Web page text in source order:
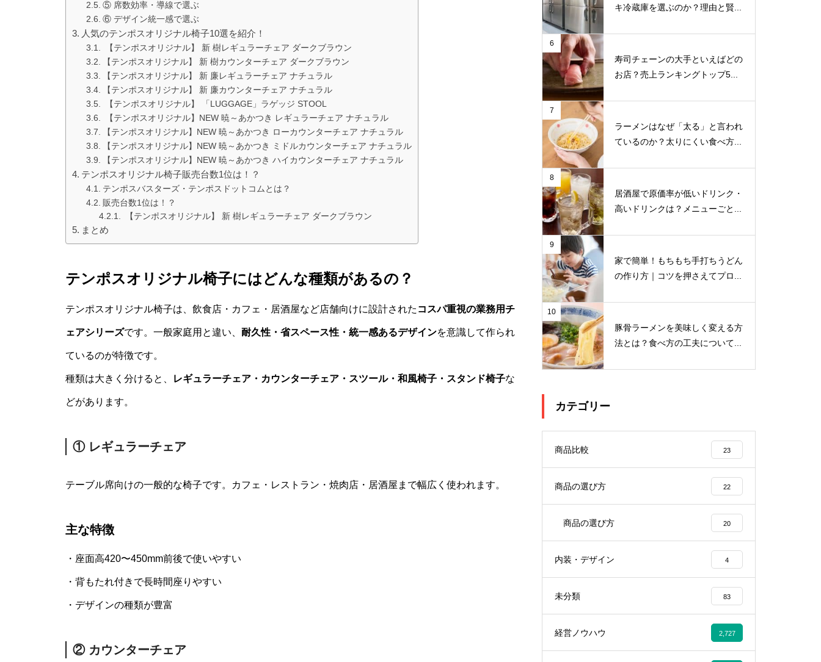
⑤ 席数効率・導線で選ぶ
⑥ デザイン統一感で選ぶ
人気のテンポスオリジナル椅子10選を紹介！
【テンポスオリジナル】 新 樹レギュラーチェア ダークブラウン
【テンポスオリジナル】 新 樹カウンターチェア ダークブラウン
【テンポスオリジナル】 新 廉レギュラーチェア ナチュラル
【テンポスオリジナル】 新 廉カウンターチェア ナチュラル
【テンポスオリジナル】 「LUGGAGE」ラゲッジ STOOL
【テンポスオリジナル】NEW 暁～あかつき レギュラーチェア ナチュラル
【テンポスオリジナル】NEW 暁～あかつき ローカウンターチェア ナチュラル
【テンポスオリジナル】NEW 暁～あかつき ミドルカウンターチェア ナチュラル
【テンポスオリジナル】NEW 暁～あかつき ハイカウンターチェア ナチュラル
テンポスオリジナル椅子販売台数1位は！？
テンポスバスターズ・テンポスドットコムとは？
販売台数1位は！？
【テンポスオリジナル】 新 樹レギュラーチェア ダークブラウン
まとめ
テンポスオリジナル椅子にはどんな種類があるの？
テンポスオリジナル椅子は、飲食店・カフェ・居酒屋など店舗向けに設計された コスパ重視の業務用チ
ェアシリーズです。一般家庭用と違い、 耐久性・省スペース性・統一感あるデザインを意識して作られ
ているのが特徴です。
種類は大きく分けると、 レギュラーチェア・カウンターチェア・スツール・和風椅子・スタンド椅子な
どがあります。
① レギュラーチェア
テーブル席向けの一般的な椅子です。カフェ・レストラン・焼肉店・居酒屋まで幅広く使われます。
主な特徴
・座面高420〜450mm前後で使いやすい
・背もたれ付きで長時間座りやすい
・デザインの種類が豊富
② カウンターチェア
キ冷蔵庫を選ぶのか？理由と賢...
6
寿司チェーンの大手といえばどの
お店？売上ランキングトップ5...
7
ラーメンはなぜ「太る」と言われ
ているのか？太りにくい食べ方...
8
居酒屋で原価率が低いドリンク・
高いドリンクは？メニューごと...
9
家で簡単！もちもち手打ちうどん
の作り方｜コツを押さえてプロ...
10
豚骨ラーメンを美味しく変える方
法とは？食べ方の工夫について...
カテゴリー
商品比較 23
商品の選び方 22
商品の選び方 20
内装・デザイン 4
未分類 83
経営ノウハウ 2,727